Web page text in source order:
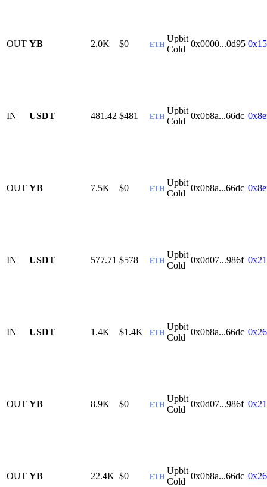
OUT YB 2.0K $0 ETH
Upbit
Cold
0x0000...0d95
IN USDT 481.42 $481 ETH
Upbit
Cold
0x0b8a...66dc
OUT YB 7.5K $0 ETH
Upbit
Cold
0x0b8a...66dc
IN USDT 577.71 $578 ETH
Upbit
Cold
0x0d07...986f
IN USDT 1.4K $1.4K ETH
Upbit
Cold
0x0b8a...66dc
OUT YB 8.9K $0 ETH
Upbit
Cold
0x0d07...986f
OUT YB 22.4K $0 ETH
Upbit
Cold
0x0b8a...66dc